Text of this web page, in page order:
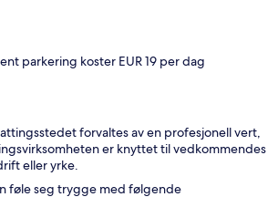
parkering koster EUR 19 per dag
forvaltes av en profesjonell vert,
er knyttet til vedkommendes
eller yrke.
føle seg trygge med følgende